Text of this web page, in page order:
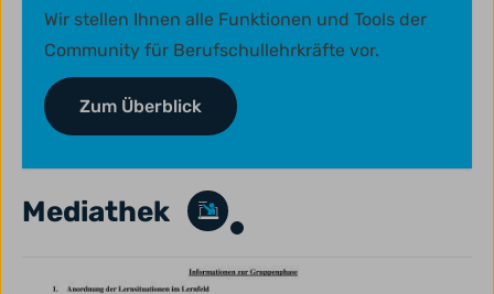
Wir stellen Ihnen alle Funktionen und Tools der
Community für Berufschullehrkräfte vor.
Zum Überblick
Mediathek